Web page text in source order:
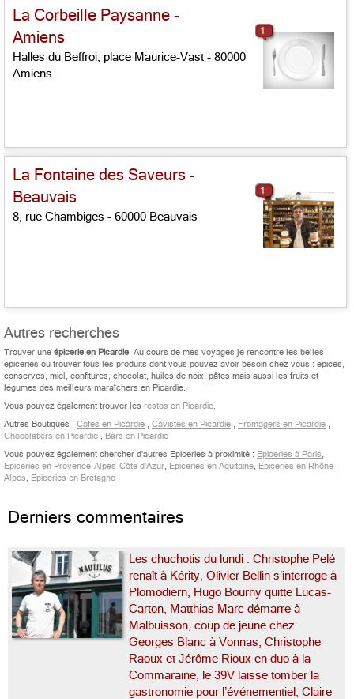
La Corbeille Paysanne -
Amiens
Halles du Beffroi, place Maurice-Vast - 80000
Amiens
1
La Fontaine des Saveurs -
Beauvais
8, rue Chambiges - 60000 Beauvais
1
Autres recherches
Trouver une épicerie en Picardie. Au cours de mes voyages je rencontre les belles
épiceries où trouver tous les produits dont vous pouvez avoir besoin chez vous : épices,
conserves, miel, confitures, chocolat, huiles de noix, pâtes mais aussi les fruits et
légumes des meilleurs maraîchers en Picardie.
Vous pouvez également trouver les restos en Picardie.
Autres Boutiques : Cafés en Picardie , Cavistes en Picardie , Fromagers en Picardie ,
Chocolatiers en Picardie , Bars en Picardie
Vous pouvez également chercher d'autres Epiceries à proximité : Epiceries à Paris,
Epiceries en Provence-Alpes-Côte d'Azur, Epiceries en Aquitaine, Epiceries en Rhône-
Alpes, Epiceries en Bretagne
Derniers commentaires
Les chuchotis du lundi : Christophe Pelé
renaît à Kérity, Olivier Bellin s’interroge à
Plomodiern, Hugo Bourny quitte Lucas-
Carton, Matthias Marc démarre à
Malbuisson, coup de jeune chez
Georges Blanc à Vonnas, Christophe
Raoux et Jérôme Rioux en duo à la
Commaraine, le 39V laisse tomber la
gastronomie pour l’événementiel, Claire